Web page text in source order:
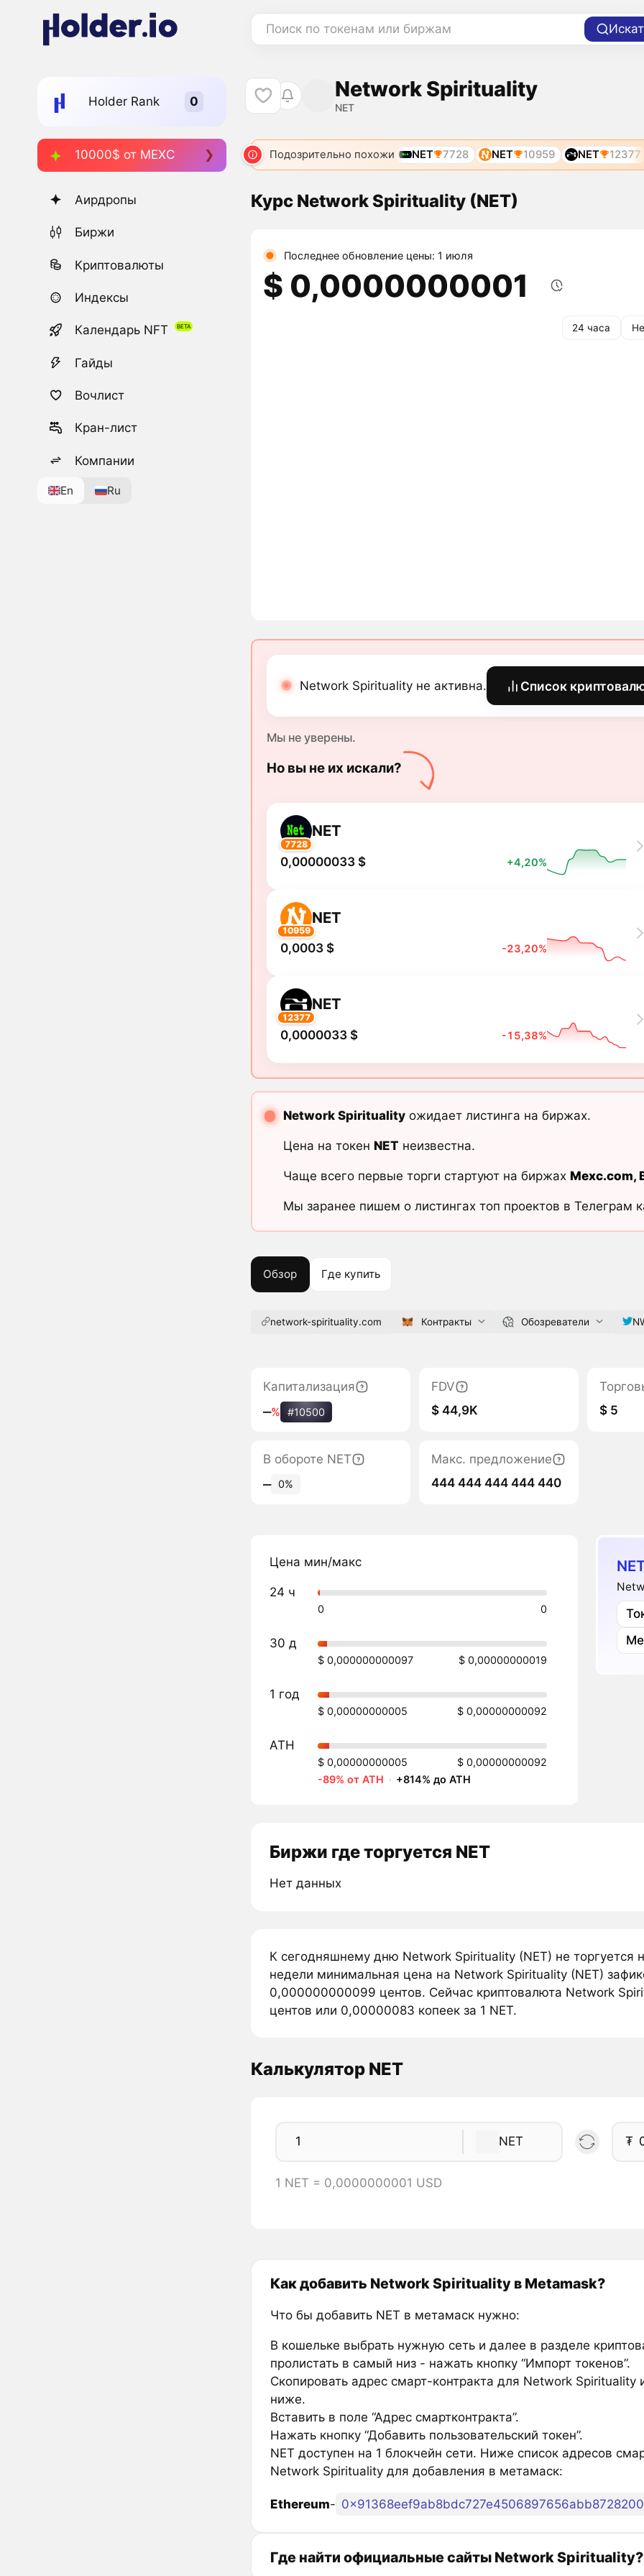
Поиск по токенам или биржам
Holder Rank
10000$ от MEXC
Аирдропы
Биржи
Криптовалюты
Индексы
Календарь NFT
Гайды
Вочлист
Кран-лист
Компании
En Ru
Network Spirituality
NET
Подозрительно похожи NET 7728 NET 10959 NET 12377
Курс Network Spirituality (NET)
Последнее обновление цены: 1 июля
$ 0,0000000001
24 часа
Network Spirituality не активна. Список
Мы не уверены.
Но вы не их искали?
7728
NET
0,00000033 $ +4,20%
10959
NET
0,0003 $ -23,20%
12377
NET
0,0000033 $ -15,38%
Network Spiritualityожидает листинга на биржах.
Цена на токен NET неизвестна.
Чаще всего первые торги стартуют на биржах Mexc.com,
Мы заранее пишем о листингах топ проектов в Телеграм
Обзор Где купить
network-spirituality.com Контракты Обозреватели
Капитализация
‒% #10500
FDV
$ 44,9K
$ 5
В обороте NET
‒ 0%
Макс. предложение
444 444 444 444 440
Цена мин/макс
24 ч
0 0
30 д
$ 0,000000000097 $ 0,00000000019
1 год
$ 0,00000000005 $ 0,00000000092
ATH
$ 0,00000000005
$ 0,00000000092
-89% от ATH · +814% до ATH
Биржи где торгуется NET
Нет данных
К сегодняшнему дню Network Spirituality (NET) не
недели минимальная цена на Network Spirituality (NET)
0,000000000099 центов. Сейчас криптовалюта Network
центов или 0,00000083 копеек за 1 NET.
Калькулятор NET
NET ₮
1 NET = 0,0000000001 USD
Как добавить Network Spirituality в Metamask?
Что бы добавить NET в метамаск нужно:
В кошельке выбрать нужную сеть и далее в разделе
пролистать в самый низ - нажать кнопку “Импорт токенов”.
Скопировать адрес смарт-контракта для Network Spirituality
ниже.
Вставить в поле “Адрес смартконтракта”.
Нажать кнопку “Добавить пользовательский токен”.
NET доступен на 1 блокчейн сети. Ниже список адресов
Network Spirituality для добавления в метамаск:
Ethereum-
Где найти официальные сайты Network Spirituality?